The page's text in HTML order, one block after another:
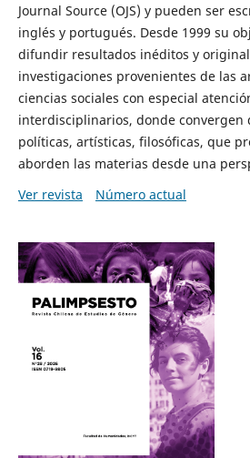
Journal Source (OJS) y pueden ser
inglés y portugués. Desde 1999 su
difundir resultados inéditos y
investigaciones provenientes de las
ciencias sociales con especial
interdisciplinarios, donde convergen
políticas, artísticas, filosóficas, que
aborden las materias desde una
Ver revista
Número actual